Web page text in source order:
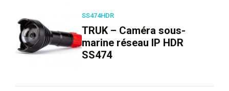
SS474HDR
TRUK – Caméra sous-
marine réseau IP HDR
SS474